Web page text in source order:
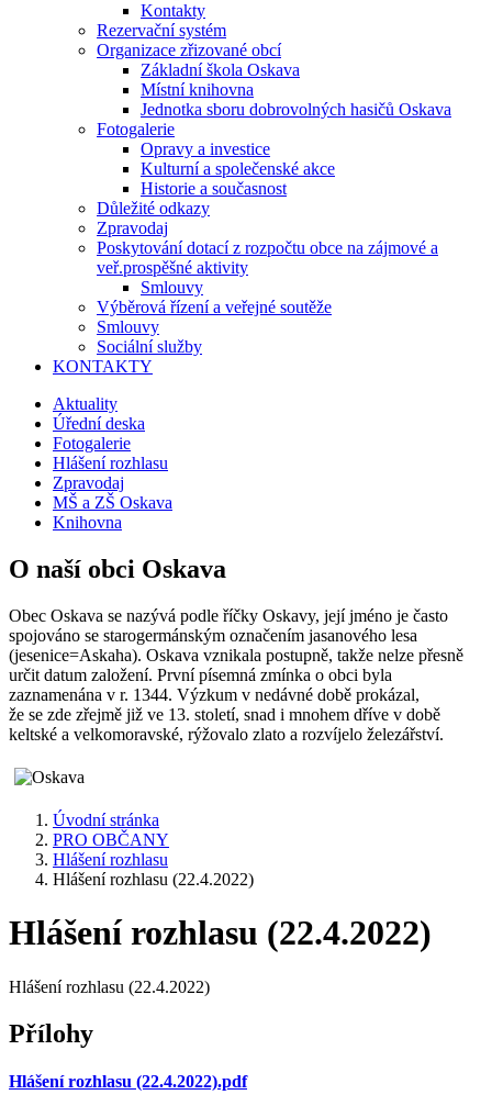
Kontakty
Rezervační systém
Organizace zřizované obcí
Základní škola Oskava
Místní knihovna
Jednotka sboru dobrovolných hasičů Oskava
Fotogalerie
Opravy a investice
Kulturní a společenské akce
Historie a současnost
Důležité odkazy
Zpravodaj
Poskytování dotací z rozpočtu obce na zájmové a
veř.prospěšné aktivity
Smlouvy
Výběrová řízení a veřejné soutěže
Smlouvy
Sociální služby
KONTAKTY
Aktuality
Úřední deska
Fotogalerie
Hlášení rozhlasu
Zpravodaj
MŠ a ZŠ Oskava
Knihovna
O naší obci Oskava
Obec Oskava se nazývá podle říčky Oskavy, její jméno je často
spojováno se starogermánským označením jasanového lesa
(jesenice=Askaha). Oskava vznikala postupně, takže nelze přesně
určit datum založení. První písemná zmínka o obci byla
zaznamenána v r. 1344. Výzkum v nedávné době prokázal,
že se zde zřejmě již ve 13. století, snad i mnohem dříve v době
keltské a velkomoravské, rýžovalo zlato a rozvíjelo železářství.
Úvodní stránka
PRO OBČANY
Hlášení rozhlasu
Hlášení rozhlasu (22.4.2022)
Hlášení rozhlasu (22.4.2022)
Hlášení rozhlasu (22.4.2022)
Přílohy
Hlášení rozhlasu (22.4.2022).pdf